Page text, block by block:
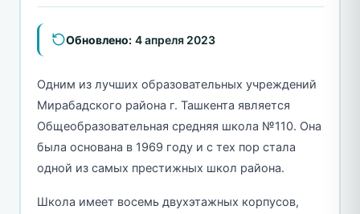
Обновлено: 4 апреля 2023
Одним из лучших образовательных учреждений
Мирабадского района г. Ташкента является
Общеобразовательная средняя школа №110. Она
была основана в 1969 году и с тех пор стала
одной из самых престижных школ района.
Школа имеет восемь двухэтажных корпусов,